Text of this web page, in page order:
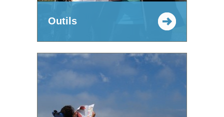
Outils